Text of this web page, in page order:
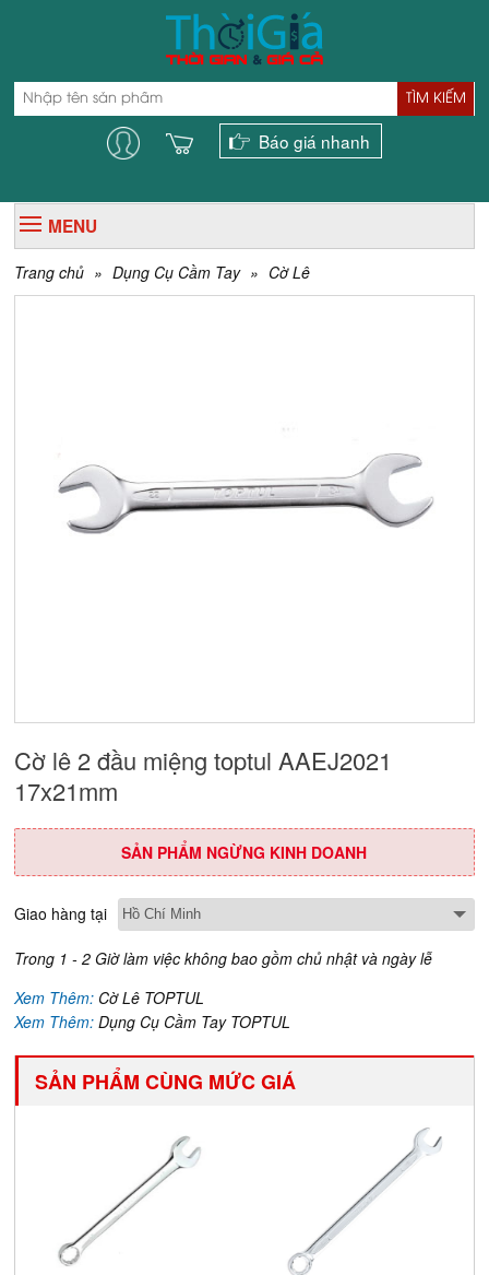
TÌM KIẾM
Báo giá nhanh
MENU
Trang chủ » Dụng Cụ Cầm Tay » Cờ Lê
Cờ lê 2 đầu miệng toptul AAEJ2021
17x21mm
SẢN PHẨM NGỪNG KINH DOANH
Giao hàng tại
Trong 1 - 2 Giờ làm việc không bao gồm chủ nhật và ngày lễ
Xem Thêm: Cờ Lê TOPTUL
Xem Thêm:Dụng Cụ Cầm Tay TOPTUL
SẢN PHẨM CÙNG MỨC GIÁ